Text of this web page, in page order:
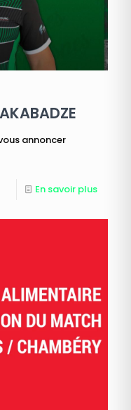
vous annoncer
En savoir plus